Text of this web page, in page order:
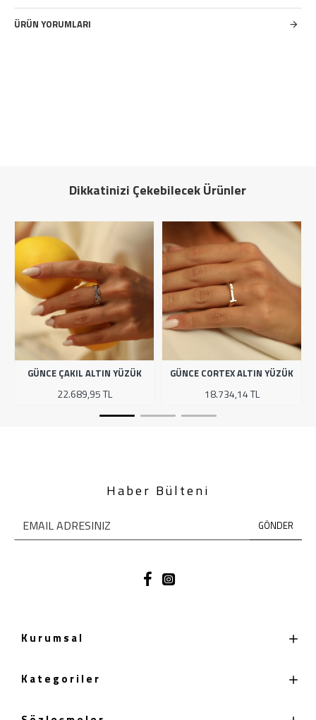
ÜRÜN YORUMLARI
Dikkatinizi Çekebilecek Ürünler
GÜNCE ÇAKIL ALTIN YÜZÜK
22.689,95 TL
GÜNCE CORTEX ALTIN YÜZÜK
18.734,14 TL
Haber Bülteni
GÖNDER
Kurumsal
Kategoriler